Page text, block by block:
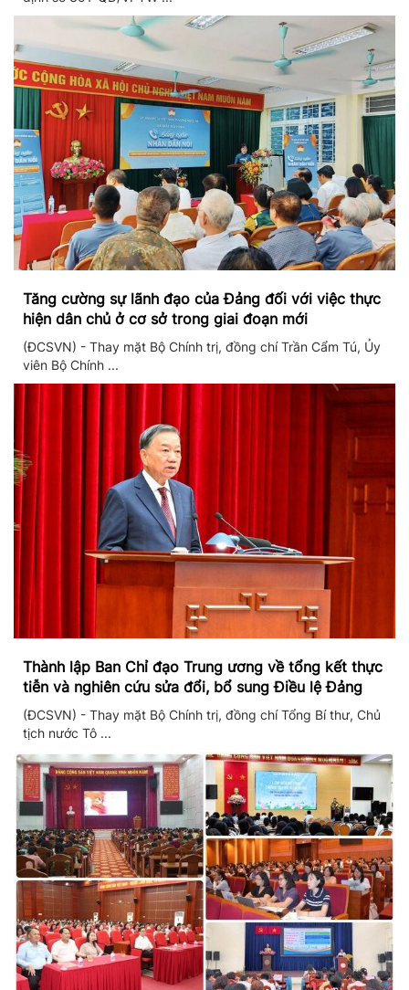
Tăng cường sự lãnh đạo của Đảng đối với việc thực
hiện dân chủ ở cơ sở trong giai đoạn mới
(ĐCSVN) - Thay mặt Bộ Chính trị, đồng chí Trần Cẩm Tú, Ủy
viên Bộ Chính ...
Thành lập Ban Chỉ đạo Trung ương về tổng kết thực
tiễn và nghiên cứu sửa đổi, bổ sung Điều lệ Đảng
(ĐCSVN) - Thay mặt Bộ Chính trị, đồng chí Tổng Bí thư, Chủ
tịch nước Tô ...